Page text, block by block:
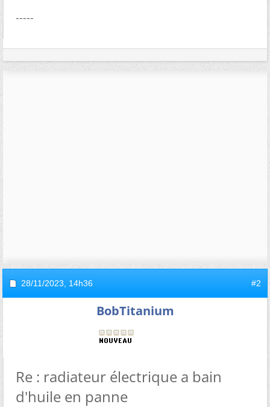
-----
28/11/2023, 14h36 #2
BobTitanium
Re : radiateur électrique a bain
d'huile en panne